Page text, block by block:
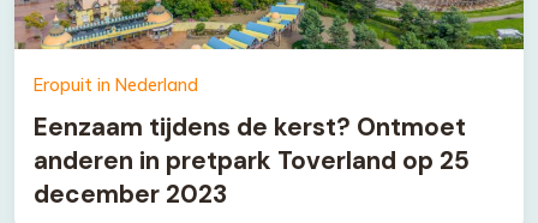
Eropuit in Nederland
Eenzaam tijdens de kerst? Ontmoet
anderen in pretpark Toverland op 25
december 2023